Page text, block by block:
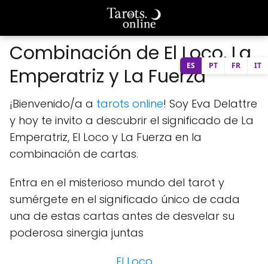
Combinación de El Loco, La
Emperatriz y La Fuerza
¡Bienvenido/a a tarots online! Soy Eva Delattre
y hoy te invito a descubrir el significado de La
Emperatriz, El Loco y La Fuerza en la
combinación de cartas.
Entra en el misterioso mundo del tarot y
sumérgete en el significado único de cada
una de estas cartas antes de desvelar su
poderosa sinergia juntas
ES PT FR IT